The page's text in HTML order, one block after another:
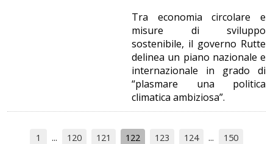
Tra economia circolare e
misure di sviluppo
sostenibile, il governo Rutte
delinea un piano nazionale e
internazionale in grado di
“plasmare una politica
climatica ambiziosa”.
1 120 121 122 123 124 150